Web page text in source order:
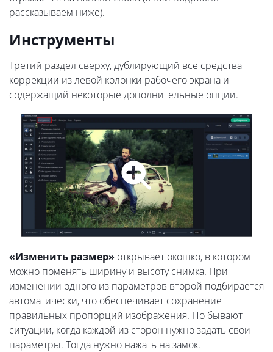
рассказываем ниже).
Инструменты
Третий раздел сверху, дублирующий все средства
коррекции из левой колонки рабочего экрана и
содержащий некоторые дополнительные опции.
«Изменить размер» открывает окошко, в котором
можно поменять ширину и высоту снимка. При
изменении одного из параметров второй подбирается
автоматически, что обеспечивает сохранение
правильных пропорций изображения. Но бывают
ситуации, когда каждой из сторон нужно задать свои
параметры. Тогда нужно нажать на замок.